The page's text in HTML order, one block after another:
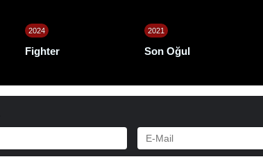
2024
Fighter
2021
Son Oğul